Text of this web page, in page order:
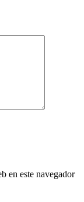
en este navegador